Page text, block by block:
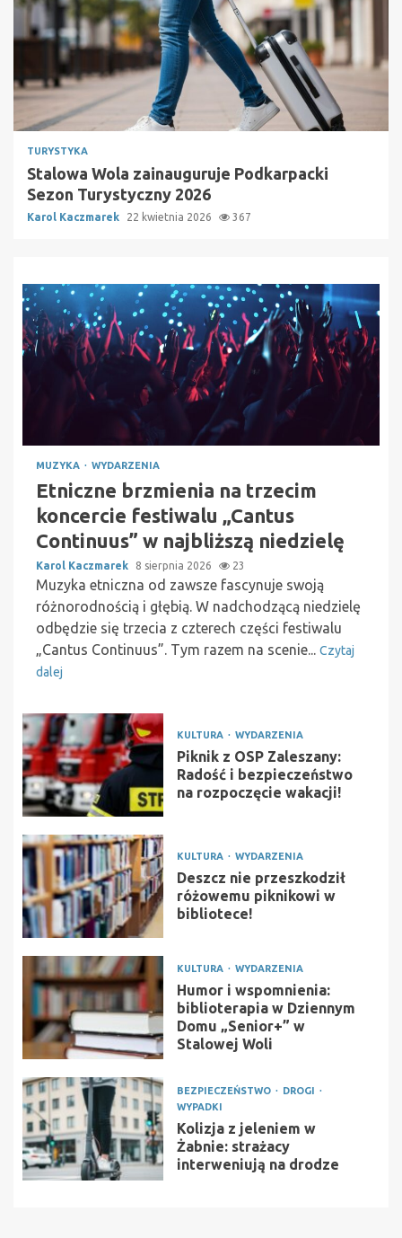
TURYSTYKA
Stalowa Wola zainauguruje Podkarpacki
Sezon Turystyczny 2026
Karol Kaczmarek 22 kwietnia 2026 367
MUZYKA WYDARZENIA
Etniczne brzmienia na trzecim
koncercie festiwalu „Cantus
Continuus” w najbliższą niedzielę
Karol Kaczmarek 8 sierpnia 2026 23
Muzyka etniczna od zawsze fascynuje swoją
różnorodnością i głębią. W nadchodzącą niedzielę
odbędzie się trzecia z czterech części festiwalu
„Cantus Continuus”. Tym razem na scenie... Czytaj
dalej
KULTURA WYDARZENIA
Piknik z OSP Zaleszany:
Radość i bezpieczeństwo
na rozpoczęcie wakacji!
KULTURA WYDARZENIA
Deszcz nie przeszkodził
różowemu piknikowi w
bibliotece!
KULTURA WYDARZENIA
Humor i wspomnienia:
biblioterapia w Dziennym
Domu „Senior+” w
Stalowej Woli
BEZPIECZEŃSTWO
DROGI
WYPADKI
Kolizja z jeleniem w
Żabnie: strażacy
interweniują na drodze